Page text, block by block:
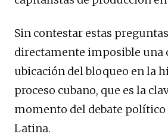
Sin contestar estas
directamente imposible una
ubicación del bloqueo en la
proceso cubano, que es la
momento del debate
Latina.